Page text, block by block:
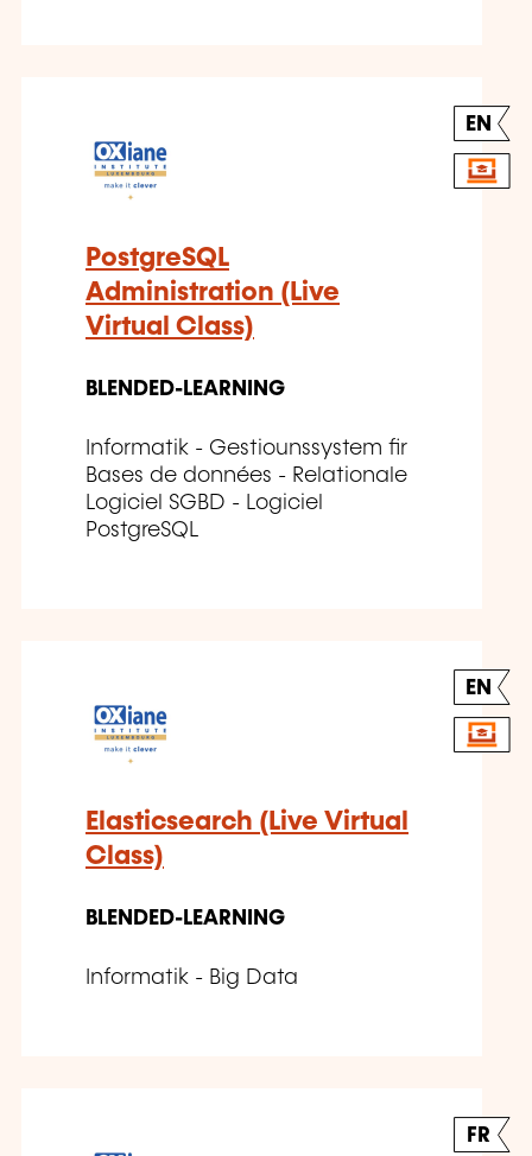
EN
PostgreSQL
Administration (Live
Virtual Class)
BLENDED-LEARNING
Informatik - Gestiounssystem fir
Bases de données - Relationale
Logiciel SGBD - Logiciel
PostgreSQL
EN
Elasticsearch (Live Virtual
Class)
BLENDED-LEARNING
Informatik - Big Data
FR